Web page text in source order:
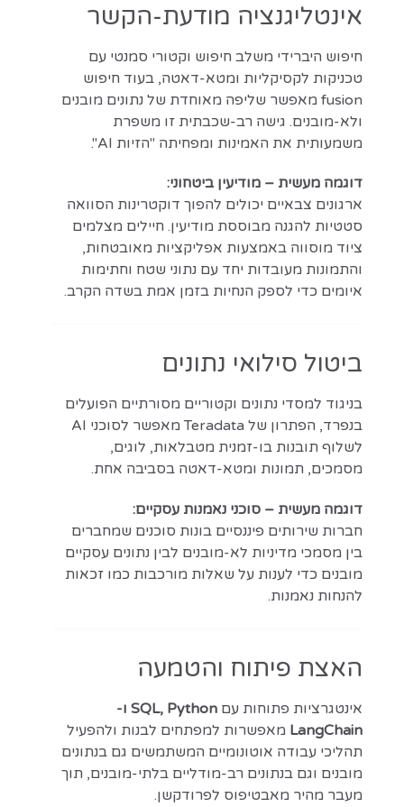
אינטליגנציה מודעת-הקשר
חיפוש היברידי משלב חיפוש וקטורי סמנטי עם
טכניקות לקסיקליות ומטא-דאטה, בעוד חיפוש
fusion מאפשר שליפה מאוחדת של נתונים מובנים
ולא-מובנים. גישה רב-שכבתית זו משפרת
משמעותית את האמינות ומפחיתה "הזיות AI".
דוגמה מעשית – מודיעין ביטחוני:
ארגונים צבאיים יכולים להפוך דוקטרינות הסוואה
סטטיות להגנה מבוססת מודיעין. חיילים מצלמים
ציוד מוסווה באמצעות אפליקציות מאובטחות,
והתמונות מעובדות יחד עם נתוני שטח וחתימות
איומים כדי לספק הנחיות בזמן אמת בשדה הקרב.
ביטול סילואי נתונים
בניגוד למסדי נתונים וקטוריים מסורתיים הפועלים
בנפרד, הפתרון של Teradata מאפשר לסוכני AI
לשלוף תובנות בו-זמנית מטבלאות, לוגים,
מסמכים, תמונות ומטא-דאטה בסביבה אחת.
דוגמה מעשית – סוכני נאמנות עסקיים:
חברות שירותים פיננסיים בונות סוכנים שמחברים
בין מסמכי מדיניות לא-מובנים לבין נתונים עסקיים
מובנים כדי לענות על שאלות מורכבות כמו זכאות
להנחות נאמנות.
האצת פיתוח והטמעה
אינטגרציות פתוחות עם
SQL, Python ו-
LangChain מאפשרות למפתחים לבנות ולהפעיל
תהליכי עבודה אוטונומיים המשתמשים גם בנתונים
מובנים וגם בנתונים רב-מודליים בלתי-מובנים, תוך
מעבר מהיר מאבטיפוס לפרודקשן.